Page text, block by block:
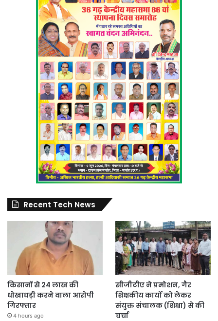
Recent Tech News
किसानों से 24 लाख की
धोखाधड़ी करने वाला आरोपी
गिरफ्तार
4 hours ago
सीजीटीए ने प्रमोशन, गैर
शिक्षकीय कार्यों को लेकर
संयुक्त संचालक (शिक्षा) से की
चर्चा